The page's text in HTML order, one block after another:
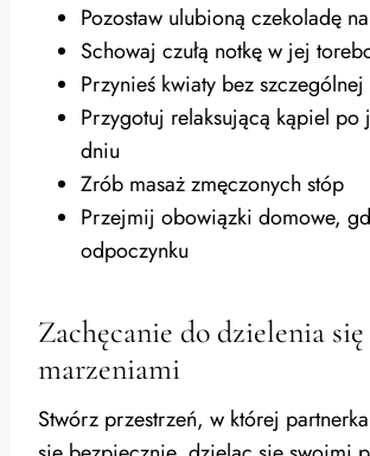
Pozostaw ulubioną czekoladę
Schowaj czułą notkę w jej
Przynieś kwiaty bez
Przygotuj relaksującą kąpiel po
dniu
Zrób masaż zmęczonych stóp
Przejmij obowiązki domowe,
odpoczynku
Zachęcanie do dzielenia się
marzeniami
Stwórz przestrzeń, w której